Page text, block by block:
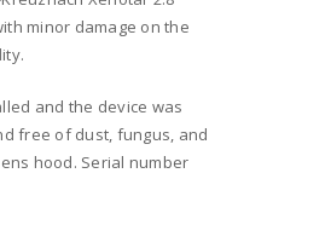
minor damage on the
and the device was
free of dust, fungus, and
hood. Serial number